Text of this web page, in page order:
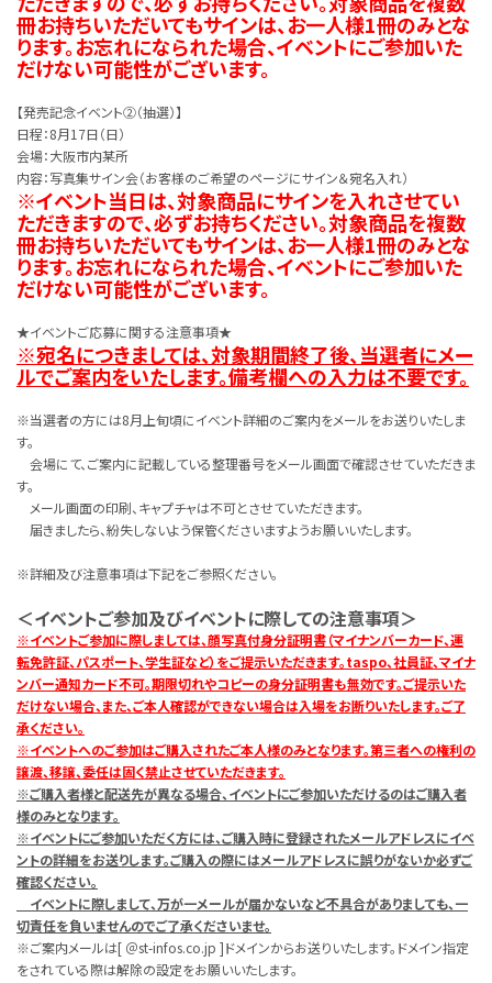
冊お持ちいただいてもサインは、お一人様1冊のみとな
ります。お忘れになられた場合、イベントにご参加いた
だけない可能性がございます。
【発売記念イベント②（抽選）】
日程：8月17日（日）
会場：大阪市内某所
内容：写真集サイン会（お客様のご希望のページにサイン＆宛名入れ）
※イベント当日は、対象商品にサインを入れさせてい
ただきますので、必ずお持ちください。対象商品を複数
冊お持ちいただいてもサインは、お一人様1冊のみとな
ります。お忘れになられた場合、イベントにご参加いた
だけない可能性がございます。
★イベントご応募に関する注意事項★
※宛名につきましては、対象期間終了後、当選者にメー
ルでご案内をいたします。備考欄への入力は不要です。
※当選者の方には8月上旬頃にイベント詳細のご案内をメールをお送りいたしま
す。
会場にて、ご案内に記載している整理番号をメール画面で確認させていただきま
す。
メール画面の印刷、キャプチャは不可とさせていただきます。
届きましたら、紛失しないよう保管くださいますようお願いいたします。
※詳細及び注意事項は下記をご参照ください。
＜イベントご参加及びイベントに際しての注意事項＞
※イベントご参加に際しましては、顔写真付身分証明書（マイナンバーカード、運
転免許証、パスポート、学生証など）をご提示いただきます。taspo、社員証、マイナ
ンバー通知カード不可。期限切れやコピーの身分証明書も無効です。ご提示いた
だけない場合、また、ご本人確認ができない場合は入場をお断りいたします。ご了
承ください。
※イベントへのご参加はご購入されたご本人様のみとなります。第三者への権利の
譲渡、移譲、委任は固く禁止させていただきます。
※ご購入者様と配送先が異なる場合、イベントにご参加いただけるのはご購入者
様のみとなります。
※イベントにご参加いただく方には、ご購入時に登録されたメールアドレスにイベ
ントの詳細をお送りします。ご購入の際にはメールアドレスに誤りがないか必ずご
確認ください。
イベントに際しまして、万が一メールが届かないなど不具合がありましても、一
切責任を負いませんのでご了承くださいませ。
※ご案内メールは[ ＠st-infos.co.jp ]ドメインからお送りいたします。ドメイン指定
をされている際は解除の設定をお願いいたします。